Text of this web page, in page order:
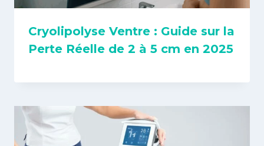
Cryolipolyse Ventre : Guide sur la
Perte Réelle de 2 à 5 cm en 2025